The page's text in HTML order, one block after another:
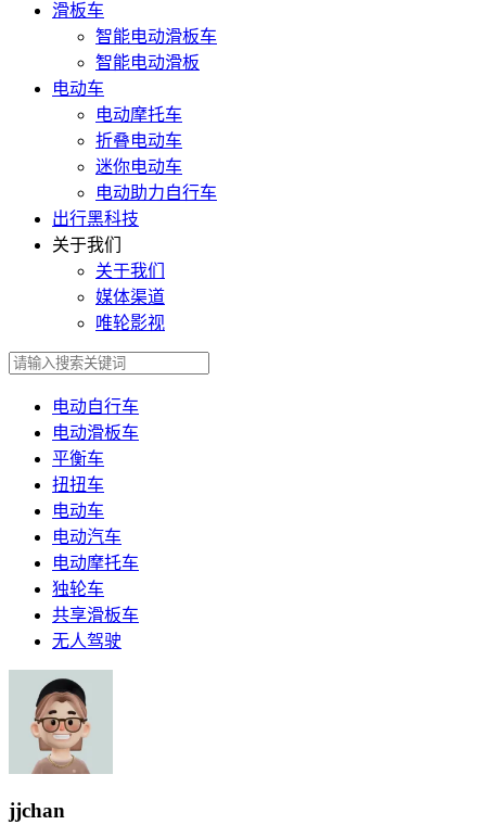
滑板车
智能电动滑板车
智能电动滑板
电动车
电动摩托车
折叠电动车
迷你电动车
电动助力自行车
出行黑科技
关于我们
关于我们
媒体渠道
唯轮影视
电动自行车
电动滑板车
平衡车
扭扭车
电动车
电动汽车
电动摩托车
独轮车
共享滑板车
无人驾驶
jjchan